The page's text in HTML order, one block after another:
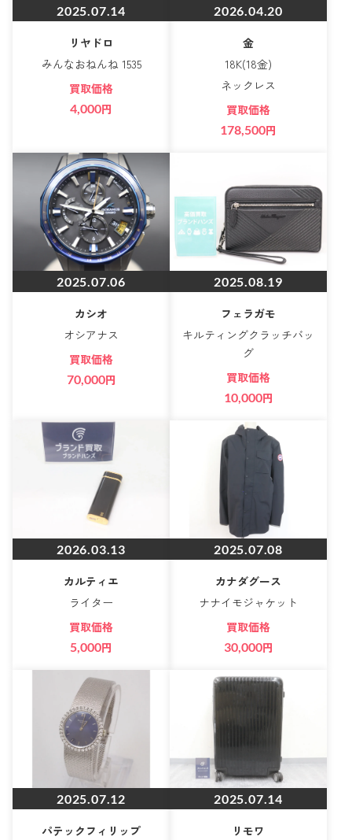
2025.07.14
リヤドロ
みんなおねんね 1535
買取価格
4,000円
2026.04.20
金
18K(18金)
ネックレス
買取価格
178,500円
2025.07.06
カシオ
オシアナス
買取価格
70,000円
2025.08.19
フェラガモ
キルティングクラッチバッ
グ
買取価格
10,000円
2026.03.13
カルティエ
ライター
買取価格
5,000円
2025.07.08
カナダグース
ナナイモジャケット
買取価格
30,000円
2025.07.12
パテックフィリップ
2025.07.14
リモワ